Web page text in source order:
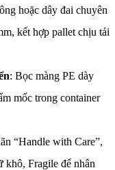
hoặc dây đai chuyên
kết hợp pallet chịu tải
: Bọc màng PE dày
mốc trong container
“Handle with Care”,
khô, Fragile để nhân